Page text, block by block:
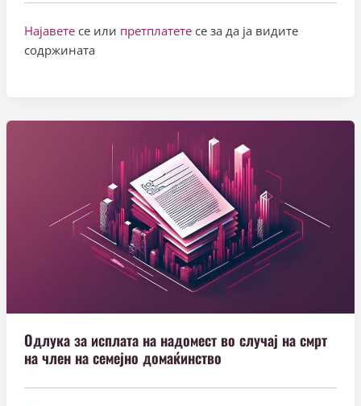
Најавете се или претплатетесе за да ја видите
содржината
Одлука за исплата на надомест во случај на смрт
на член на семејно домаќинство